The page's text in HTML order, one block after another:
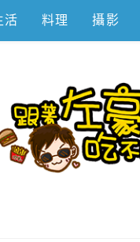
活 料理 攝影